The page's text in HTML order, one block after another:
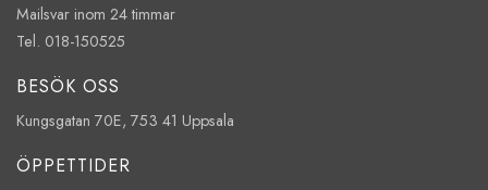
Mailsvar inom 24 timmar
Tel. 018-150525
BESÖK OSS
Kungsgatan 70E, 753 41 Uppsala
ÖPPETTIDER